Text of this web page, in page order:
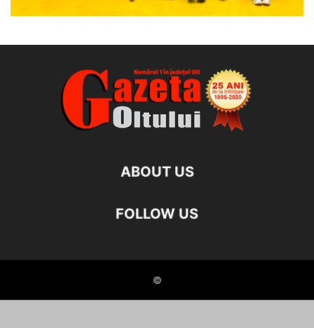
ABOUT US
FOLLOW US
©